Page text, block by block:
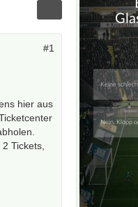
#1
hier aus
Tickets,